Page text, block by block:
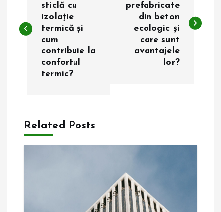
v
r
e
sticlă cu
izolație
termică și
cum
contribuie la
confortul
termic?
prefabricate
din beton
ecologic și
care sunt
avantajele
lor?
Related Posts